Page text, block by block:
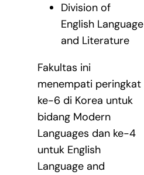
Division of
English Language
and Literature
Fakultas ini
menempati peringkat
ke-6 di Korea untuk
bidang Modern
Languages dan ke-4
untuk English
Language and